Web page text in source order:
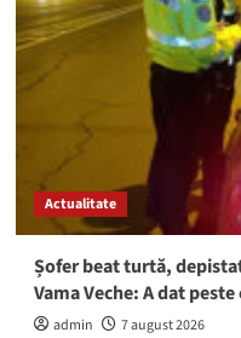
Actualitate
Șofer beat turtă,
Vama Veche: A dat
admin 7 august 2026